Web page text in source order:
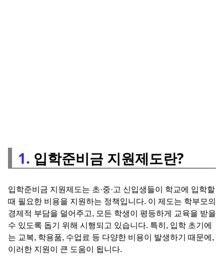
1. 입학준비금 지원제도란?
입학준비금 지원제도는 초·중·고 신입생들이 학교에 입학할
때 필요한 비용을 지원하는 정책입니다. 이 제도는 학부모의
경제적 부담을 덜어주고, 모든 학생이 평등하게 교육을 받을
수 있도록 돕기 위해 시행되고 있습니다. 특히, 입학 초기에
는 교복, 학용품, 수업료 등 다양한 비용이 발생하기 때문에,
이러한 지원이 큰 도움이 됩니다.